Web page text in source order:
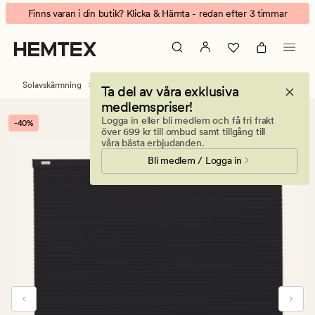
Leah
upp
ner
plisségardin
Animerad
banner.
Klicka
på
att
pausa.
Finns varan i din butik? Klicka & Hämta - redan efter 3 timmar
Ta del av våra exklusiva
medlemspriser!
Logga in eller bli medlem och få fri frakt
över 699 kr till ombud samt tillgång till
våra bästa erbjudanden.
Bli medlem / Logga in
Solavskärmning Plissegardiner
-40%